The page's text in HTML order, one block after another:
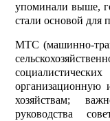
упоминали выше,
стали основой для
МТС (машинно-
организационную
хозяйствам;
руководства